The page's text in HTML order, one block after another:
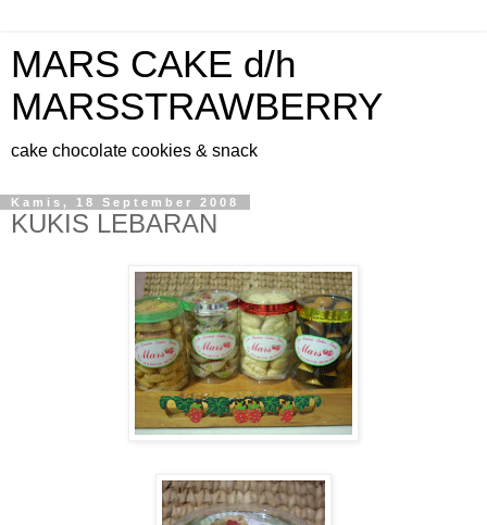
MARS CAKE d/h
MARSSTRAWBERRY
cake chocolate cookies & snack
Kamis, 18 September 2008
KUKIS LEBARAN